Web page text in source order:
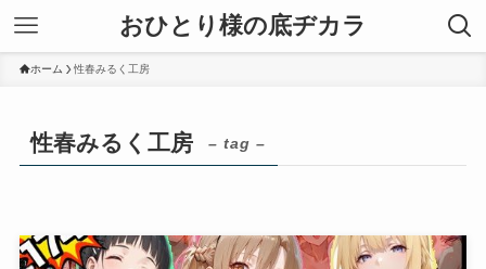
おひとり様の底ヂカラ
ホーム 性春みるく工房
性春みるく工房 – tag –